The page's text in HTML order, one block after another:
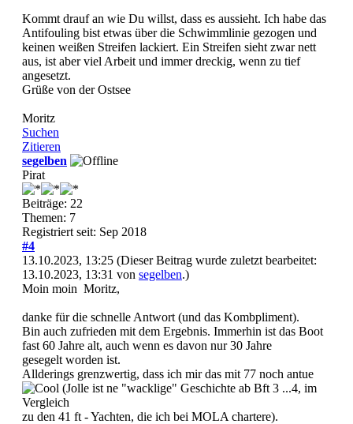
Kommt drauf an wie Du willst, dass es aussieht. Ich habe das
Antifouling bist etwas über die Schwimmlinie gezogen und
keinen weißen Streifen lackiert. Ein Streifen sieht zwar nett
aus, ist aber viel Arbeit und immer dreckig, wenn zu tief
angesetzt.
Grüße von der Ostsee
Moritz
Suchen
Zitieren
segelben
Pirat
Beiträge: 22
Themen: 7
Registriert seit: Sep 2018
#4
13.10.2023, 13:25 (Dieser Beitrag wurde zuletzt bearbeitet:
13.10.2023, 13:31 von segelben.)
Moin moin Moritz,
danke für die schnelle Antwort (und das Kombpliment).
Bin auch zufrieden mit dem Ergebnis. Immerhin ist das Boot
fast 60 Jahre alt, auch wenn es davon nur 30 Jahre
gesegelt worden ist.
Allderings grenzwertig, dass ich mir das mit 77 noch antue
(Jolle ist ne "wacklige" Geschichte ab Bft 3 ...4, im
Vergleich
zu den 41 ft - Yachten, die ich bei MOLA chartere).